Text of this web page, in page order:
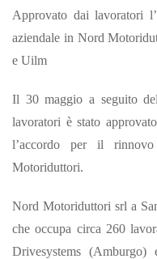
Approvato dai lavoratori
aziendale in Nord
e Uilm
Il 30 maggio a seguito
lavoratori è stato
l’accordo per il
Motoriduttori.
Nord Motoriduttori srl a
che occupa circa 260
Drivesystems